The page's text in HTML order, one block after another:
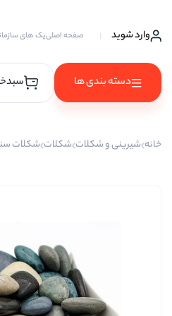
وارد شوید صفحه اصلیپک های
دسته بندی ها
پسته
خانه شیرینی و شکلات شکلات شکلات